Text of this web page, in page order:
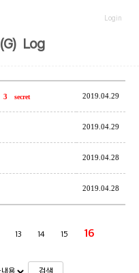
Login
(G) Log
3 secret 2019.04.29
2019.04.29
2019.04.28
2019.04.28
13 14 15 16
검색